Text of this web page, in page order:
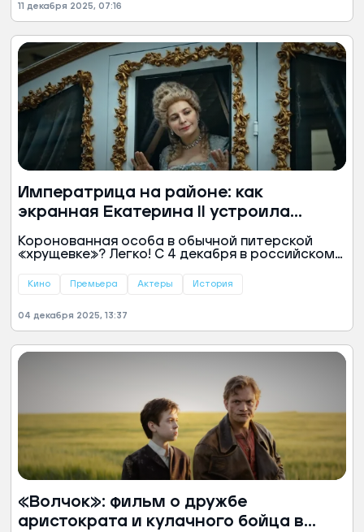
советской классики до голливудских хитов, а в
кадре собрался весь цвет российского шоу-
бизнеса.
11 декабря 2025, 07:16
Императрица на районе: как
экранная Екатерина II устроила
переполох в Питере
Коронованная особа в обычной питерской
«хрущевке»? Легко! С 4 декабря в российском
(18+). В искрометной комедии Екатерина
личным коучем для трех подруг, застрявших в
рутине.
Кино Премьера Актеры История
04 декабря 2025, 13:37
«Волчок»: фильм о дружбе
аристократа и кулачного бойца в